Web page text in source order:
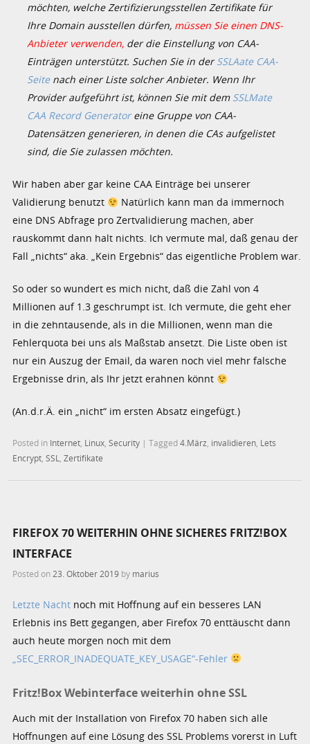
möchten, welche Zertifizierungsstellen Zertifikate für
Ihre Domain ausstellen dürfen, müssen Sie einen DNS-
Anbieter verwenden, der die Einstellung von CAA-
Einträgen unterstützt. Suchen Sie in derSSLAate CAA-
Seitenach einer Liste solcher Anbieter. Wenn Ihr
Provider aufgeführt ist, können Sie mit dem SSLMate
CAA Record Generatoreine Gruppe von CAA-
Datensätzen generieren, in denen die CAs aufgelistet
sind, die Sie zulassen möchten.
Wir haben aber gar keine CAA Einträge bei unserer
Validierung benutzt
Natürlich kann man da immernoch
eine DNS Abfrage pro Zertvalidierung machen, aber
rauskommt dann halt nichts. Ich vermute mal, daß genau der
Fall „nichts“ aka. „Kein Ergebnis“ das eigentliche Problem war.
So oder so wundert es mich nicht, daß die Zahl von 4
Millionen auf 1.3 geschrumpt ist. Ich vermute, die geht eher
in die zehntausende, als in die Millionen, wenn man die
Fehlerquota bei uns als Maßstab ansetzt. Die Liste oben ist
nur ein Auszug der Email, da waren noch viel mehr falsche
Ergebnisse drin, als Ihr jetzt erahnen könnt
(An.d.r.Ä. ein „nicht“ im ersten Absatz eingefügt.)
Posted in Internet, Linux,Security |Tagged4.März, invalidieren, Lets
Encrypt,SSL,Zertifikate
FIREFOX 70 WEITERHIN OHNE SICHERES FRITZ!BOX
INTERFACE
Posted on 23. Oktober 2019 by marius
Letzte Nacht noch mit Hoffnung auf ein besseres LAN
Erlebnis ins Bett gegangen, aber Firefox 70 enttäuscht dann
auch heute morgen noch mit dem
„SEC_ERROR_INADEQUATE_KEY_USAGE“-Fehler
Fritz!Box Webinterface weiterhin ohne SSL
Auch mit der Installation von Firefox 70 haben sich alle
Hoffnungen auf eine Lösung des SSL Problems vorerst in Luft